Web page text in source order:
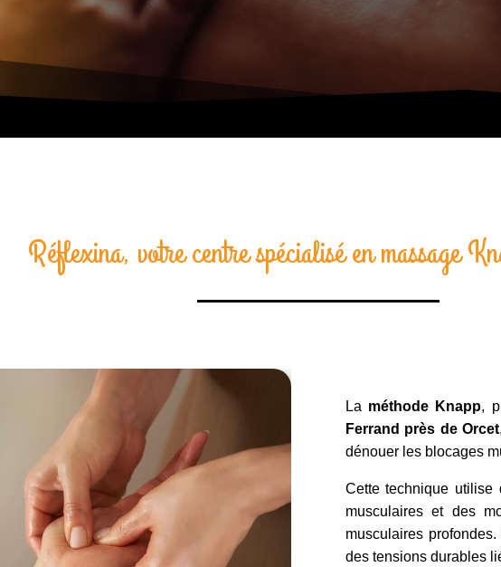
Réflexina, votre centre spécialisé en massage
La méthode Knapp,
Ferrand près de Orcet
dénouer les blocages
Cette technique utilise
musculaires et des
musculaires
des tensions durables